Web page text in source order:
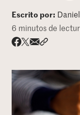
Escrito por:
6 minutos de